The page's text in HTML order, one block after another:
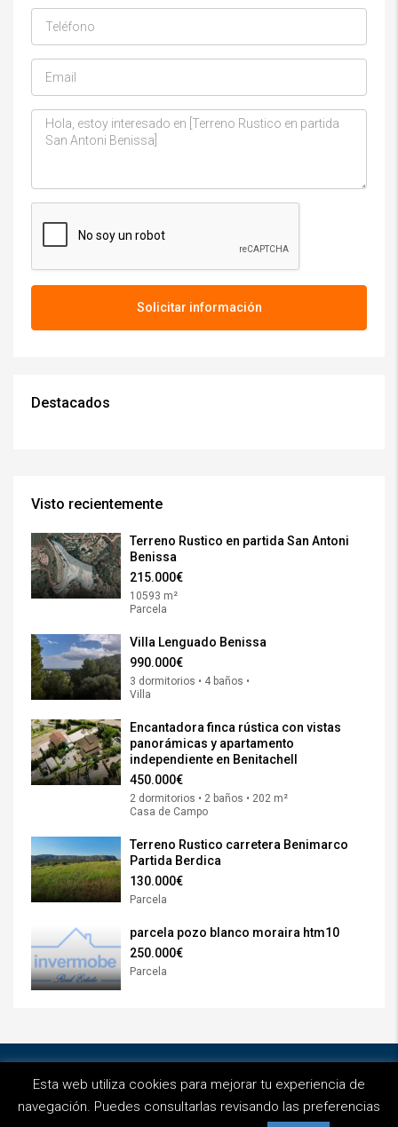
Solicitar información
Destacados
Visto recientemente
Terreno Rustico en partida San Antoni
Benissa
215.000€
10593 m²
Parcela
Villa Lenguado Benissa
990.000€
3 dormitorios • 4 baños •
Villa
Encantadora finca rústica con vistas
panorámicas y apartamento
independiente en Benitachell
450.000€
2 dormitorios • 2 baños • 202 m²
Casa de Campo
Terreno Rustico carretera Benimarco
Partida Berdica
130.000€
Parcela
parcela pozo blanco moraira htm10
250.000€
Parcela
Privacidad Aviso Legal Cookies
Esta web utiliza cookies para mejorar tu experiencia de
navegación. Puedes consultarlas revisando las preferencias